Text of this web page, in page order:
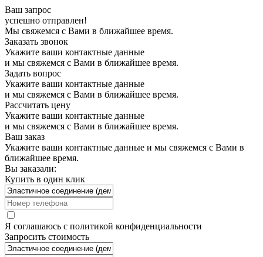
Ваш запрос
успешно отправлен!
Мы свяжемся с Вами в ближайшее время.
Заказать звонок
Укажите ваши контактные данные
и мы свяжемся с Вами в ближайшее время.
Задать вопрос
Укажите ваши контактные данные
и мы свяжемся с Вами в ближайшее время.
Рассчитать цену
Укажите ваши контактные данные
и мы свяжемся с Вами в ближайшее время.
Ваш заказ
Укажите ваши контактные данные и мы свяжемся с Вами в
ближайшее время.
Вы заказали:
Купить в один клик
Я соглашаюсь с политикой конфиденциальности
Запросить стоимость